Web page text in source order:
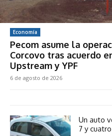
Economía
Pecom asume la
Corcovo tras acuerdo
Upstream y YPF
6 de agosto de 2026
Un auto
7 y